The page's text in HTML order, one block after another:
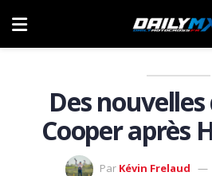
Des
Cooper après
Par Kévin Frelaud